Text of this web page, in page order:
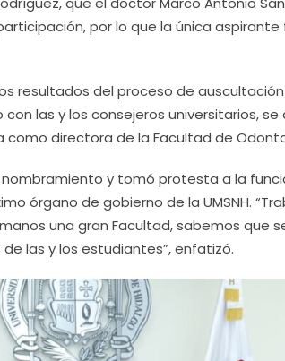
por lo que la única
resultados del proceso de
las y los consejeros universitarios,
directora de la Facultad de
y tomó protesta a la
órgano de gobierno de la UMSNH.
una gran Facultad, sabemos que
las y los estudiantes”, enfatizó.